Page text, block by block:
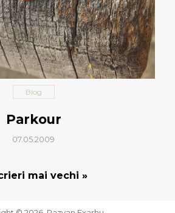
Blog
Parkour
07.05.2009
mai vechi »